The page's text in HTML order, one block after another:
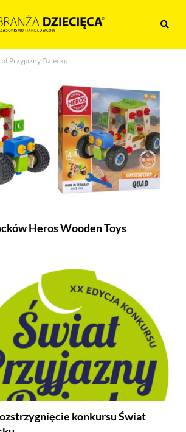
Przyjazny Dziecku
Heros Wooden Toys
konkursu Świat